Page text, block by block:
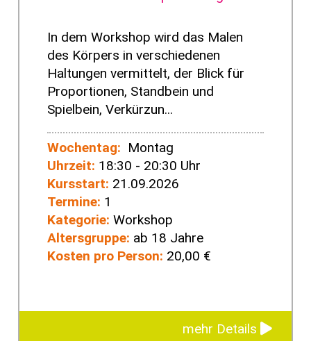
In dem Workshop wird das Malen
des Körpers in verschiedenen
Haltungen vermittelt, der Blick für
Proportionen, Standbein und
Spielbein, Verkürzun...
Wochentag: Montag
Uhrzeit: 18:30 - 20:30 Uhr
Kursstart: 21.09.2026
Termine: 1
Kategorie: Workshop
Altersgruppe: ab 18 Jahre
Kosten pro Person: 20,00 €
mehr Details